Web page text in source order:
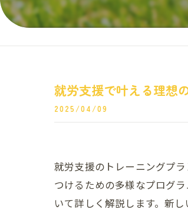
就労支援で叶える理想
2025/04/09
就労支援のトレーニングプ
つけるための多様なプログ
いて詳しく解説します。新